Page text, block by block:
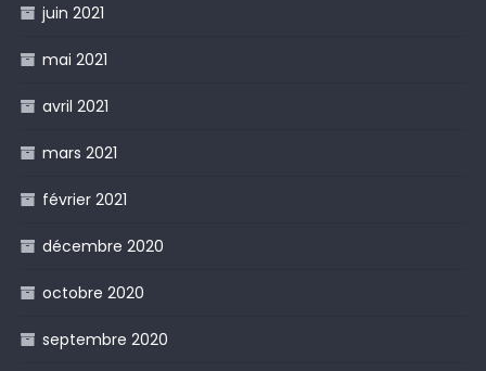
juin 2021
mai 2021
avril 2021
mars 2021
février 2021
décembre 2020
octobre 2020
septembre 2020